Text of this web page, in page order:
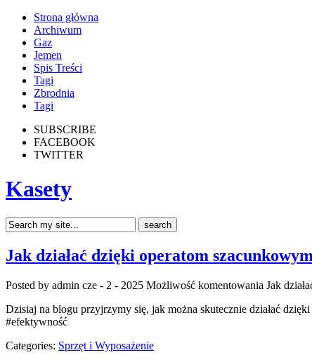
Strona główna
Archiwum
Gaz
Jemen
Spis Treści
Tagi
Zbrodnia
Tagi
SUBSCRIBE
FACEBOOK
TWITTER
Kasety
Jak działać dzięki operatom
Posted by admin cze - 2 - 2025 Możliwość komentowania Jak
Dzisiaj na blogu przyjrzymy się, jak można skutecznie działać
#efektywność
Categories: Sprzęt i Wyposażenie